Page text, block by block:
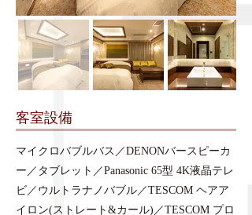
​客室設備
マイクロバブルバス／DENONバースピーカ
ー／タブレット／Panasonic 65型 4K液晶テレ
ビ／ウルトラナノバブル／TESCOM ヘアア
イロン(ストレート&カール)／TESCOM プロ